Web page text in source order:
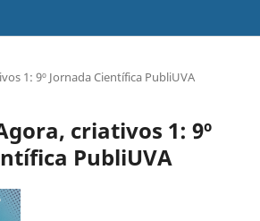
1: 9º Jornada Científica PubliUVA
criativos 1: 9º
PubliUVA